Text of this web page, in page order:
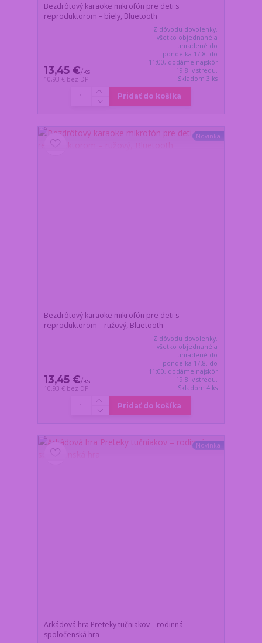
Bezdrôtový karaoke mikrofón pre deti s
reproduktorom – biely, Bluetooth
13,45 €/ks
10,93 € bez DPH
Z dôvodu dovolenky,
všetko objednané a
uhradené do
pondelka 17.8. do
11:00, dodáme najskôr
19.8. v stredu.
Skladom 3 ks
Pridať do košíka
Novinka
Bezdrôtový karaoke mikrofón pre deti s
reproduktorom – ružový, Bluetooth
13,45 €/ks
10,93 € bez DPH
Z dôvodu dovolenky,
všetko objednané a
uhradené do
pondelka 17.8. do
11:00, dodáme najskôr
19.8. v stredu.
Skladom 4 ks
Pridať do košíka
Novinka
Arkádová hra Preteky tučniakov – rodinná
spoločenská hra